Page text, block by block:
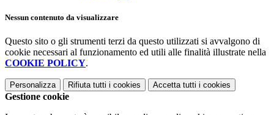
Nessun contenuto da visualizzare
Questo sito o gli strumenti terzi da questo utilizzati si avvalgono di
cookie necessari al funzionamento ed utili alle finalità illustrate nella
COOKIE POLICY.
Personalizza Rifiuta tutti i cookies Accetta tutti i cookies
Gestione cookie